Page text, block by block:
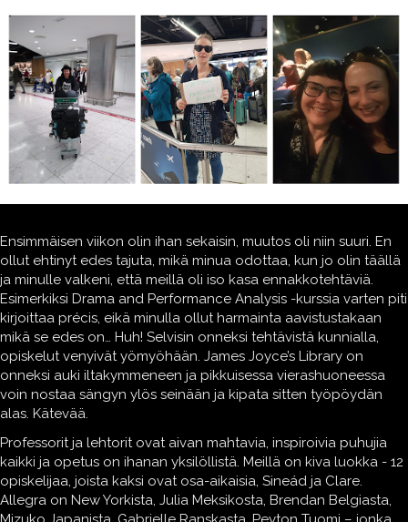
Ensimmäisen viikon olin ihan sekaisin, muutos oli niin suuri. En
ollut ehtinyt edes tajuta, mikä minua odottaa, kun jo olin täällä
ja minulle valkeni, että meillä oli iso kasa ennakkotehtäviä.
Esimerkiksi Drama and Performance Analysis -kurssia varten piti
kirjoittaa précis, eikä minulla ollut harmainta aavistustakaan
mikä se edes on… Huh! Selvisin onneksi tehtävistä kunnialla,
opiskelut venyivät yömyöhään. James Joyce’s Library on
onneksi auki iltakymmeneen ja pikkuisessa vierashuoneessa
voin nostaa sängyn ylös seinään ja kipata sitten työpöydän
alas. Kätevää.
Professorit ja lehtorit ovat aivan mahtavia, inspiroivia puhujia
kaikki ja opetus on ihanan yksilöllistä. Meillä on kiva luokka - 12
opiskelijaa, joista kaksi ovat osa-aikaisia, Sineád ja Clare.
Allegra on New Yorkista, Julia Meksikosta, Brendan Belgiasta,